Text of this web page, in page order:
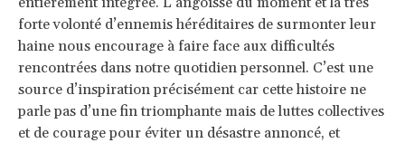
forte volonté d’ennemis héréditaires de surmonter leur
haine nous encourage à faire face aux difficultés
rencontrées dans notre quotidien personnel. C’est une
source d’inspiration précisément car cette histoire ne
parle pas d’une fin triomphante mais de luttes collectives
et de courage pour éviter un désastre annoncé, et